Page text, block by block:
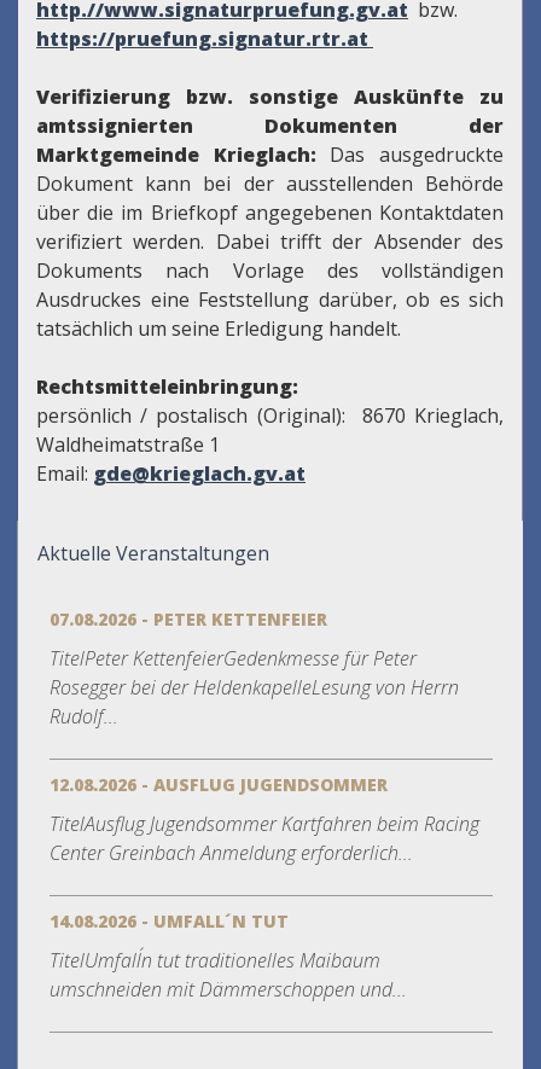
http.//www.signaturpruefung.gv.at bzw.
https://pruefung.signatur.rtr.at
Verifizierung bzw. sonstige Auskünfte zu
amtssignierten Dokumenten der
Marktgemeinde Krieglach: Das ausgedruckte
Dokument kann bei der ausstellenden Behörde
über die im Briefkopf angegebenen Kontaktdaten
verifiziert werden. Dabei trifft der Absender des
Dokuments nach Vorlage des vollständigen
Ausdruckes eine Feststellung darüber, ob es sich
tatsächlich um seine Erledigung handelt.
Rechtsmitteleinbringung:
persönlich / postalisch (Original): 8670 Krieglach,
Waldheimatstraße 1
Email: gde@krieglach.gv.at
Aktuelle Veranstaltungen
07.08.2026 - PETER KETTENFEIER
TitelPeter KettenfeierGedenkmesse für Peter
Rosegger bei der HeldenkapelleLesung von Herrn
Rudolf...
12.08.2026 - AUSFLUG JUGENDSOMMER
TitelAusflug Jugendsommer Kartfahren beim Racing
Center Greinbach Anmeldung erforderlich...
14.08.2026 - UMFALL´N TUT
TitelUmfall´n tut traditionelles Maibaum
umschneiden mit Dämmerschoppen und...